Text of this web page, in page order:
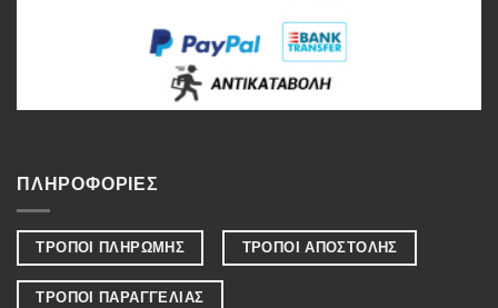
ΠΛΗΡΟΦΟΡΙΕΣ
ΤΡΟΠΟΙ ΠΛΗΡΩΜΗΣ ΤΡΟΠΟΙ ΑΠΟΣΤΟΛΗΣ
ΤΡΟΠΟΙ ΠΑΡΑΓΓΕΛΙΑΣ